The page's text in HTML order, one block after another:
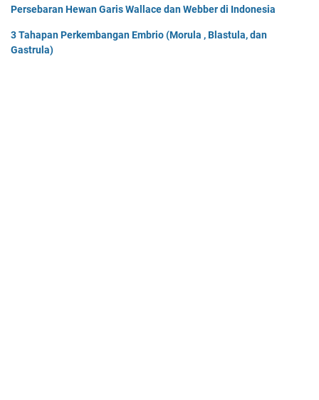
Persebaran Hewan Garis Wallace dan Webber di Indonesia
3 Tahapan Perkembangan Embrio (Morula , Blastula, dan
Gastrula)